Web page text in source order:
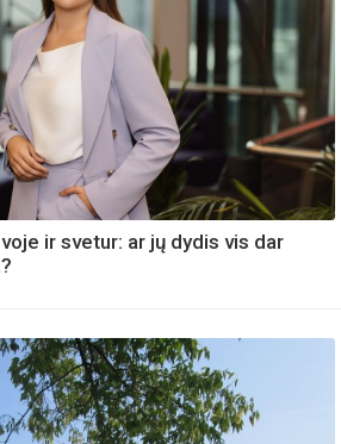
ir svetur: ar jų dydis vis dar